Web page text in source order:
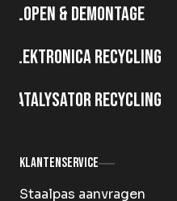
Slopen & demontage
Elektronica recycling
Katalysator recycling
Klantenservice
Staalpas aanvragen